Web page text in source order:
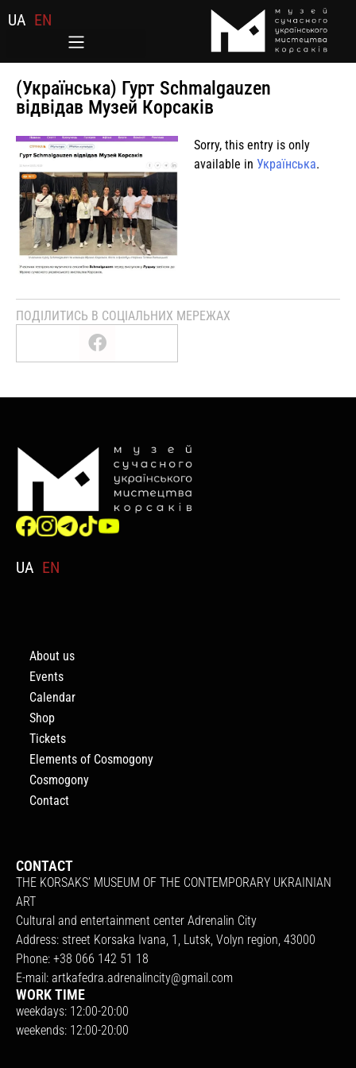
UA EN
(Українська) Гурт Schmalgauzen
відвідав Музей Корсаків
Sorry, this entry is only
available in Українська.
ПОДІЛИТИСЬ В СОЦІАЛЬНИХ МЕРЕЖАХ
UA EN
About us
Events
Calendar
Shop
Tickets
Elements of Cosmogony
Cosmogony
Contact
CONTACT
THE KORSAKS’ MUSEUM OF THE CONTEMPORARY UKRAINIAN
ART
Cultural and entertainment center Adrenalin City
Address: street Korsaka Ivana, 1, Lutsk, Volyn region, 43000
Phone: +38 066 142 51 18
E-mail: artkafedra.adrenalincity@gmail.com
WORK TIME
weekdays: 12:00-20:00
weekends: 12:00-20:00